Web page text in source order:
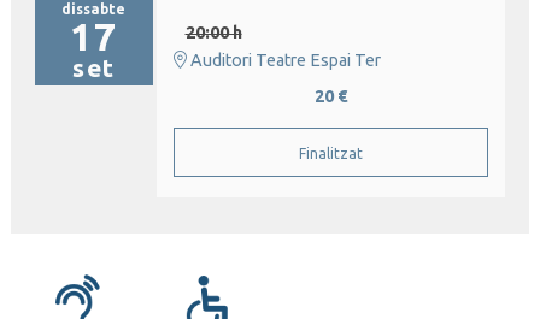
dissabte
17
set
20:00 h
Auditori Teatre Espai Ter
20 €
Finalitzat